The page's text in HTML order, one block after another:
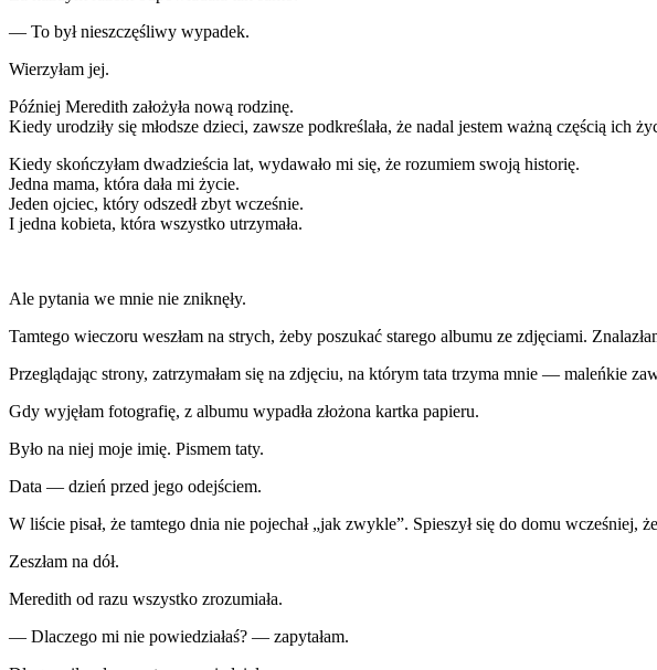
— To był nieszczęśliwy wypadek.
Wierzyłam jej.
Później Meredith założyła nową rodzinę.
Kiedy urodziły się młodsze dzieci, zawsze podkreślała, że nadal jestem ważną częścią ich
Kiedy skończyłam dwadzieścia lat, wydawało mi się, że rozumiem swoją historię.
Jedna mama, która dała mi życie.
Jeden ojciec, który odszedł zbyt wcześnie.
I jedna kobieta, która wszystko utrzymała.
Ale pytania we mnie nie zniknęły.
Tamtego wieczoru weszłam na strych, żeby poszukać starego albumu ze zdjęciami.
Przeglądając strony, zatrzymałam się na zdjęciu, na którym tata trzyma mnie — maleńkie
Gdy wyjęłam fotografię, z albumu wypadła złożona kartka papieru.
Było na niej moje imię. Pismem taty.
Data — dzień przed jego odejściem.
W liście pisał, że tamtego dnia nie pojechał „jak zwykle”. Spieszył się do domu wcześniej,
Zeszłam na dół.
Meredith od razu wszystko zrozumiała.
— Dlaczego mi nie powiedziałaś? — zapytałam.